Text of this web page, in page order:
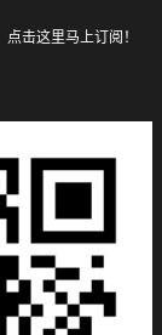
点击这里马上订阅！